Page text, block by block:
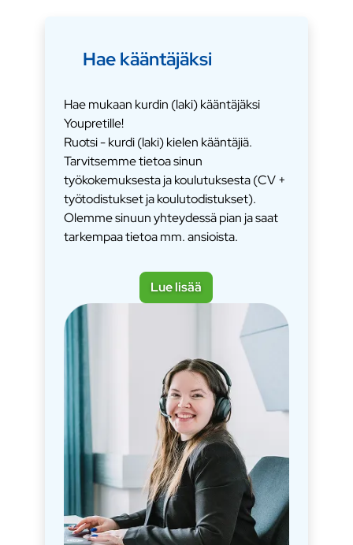
Hae kääntäjäksi
Hae mukaan kurdin (laki) kääntäjäksi
Youpretille!
Ruotsi - kurdi (laki) kielen kääntäjiä.
Tarvitsemme tietoa sinun
työkokemuksesta ja koulutuksesta (CV +
työtodistukset ja koulutodistukset).
Olemme sinuun yhteydessä pian ja saat
tarkempaa tietoa mm. ansioista.
Lue lisää